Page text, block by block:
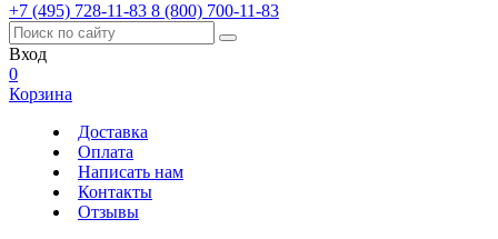
+7 (495) 728-11-83 8 (800) 700-11-83
Вход
0
Корзина
Доставка
Оплата
Написать нам
Контакты
Отзывы